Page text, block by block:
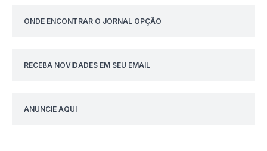
ONDE ENCONTRAR O JORNAL OPÇÃO
RECEBA NOVIDADES EM SEU EMAIL
ANUNCIE AQUI